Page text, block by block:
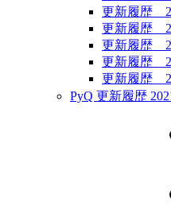
更新履歴
更新履歴
更新履歴
更新履歴
更新履歴
PyQ 更新履歴